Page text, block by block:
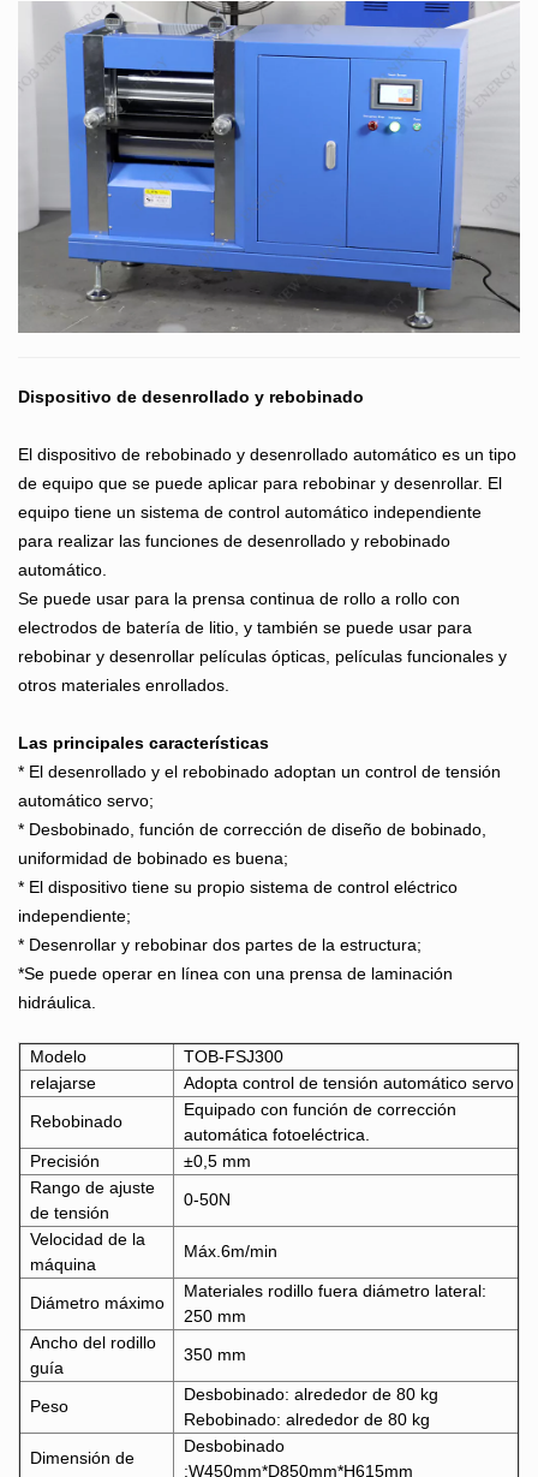
Dispositivo de desenrollado y rebobinado
El dispositivo de rebobinado y desenrollado automático es un tipo
de equipo que se puede aplicar para rebobinar y desenrollar. El
equipo tiene un sistema de control automático independiente
para realizar las funciones de desenrollado y rebobinado
automático.
Se puede usar para la prensa continua de rollo a rollo con
electrodos de batería de litio, y también se puede usar para
rebobinar y desenrollar películas ópticas, películas funcionales y
otros materiales enrollados.
Las principales características
* El desenrollado y el rebobinado adoptan un control de tensión
automático servo;
* Desbobinado, función de corrección de diseño de bobinado,
uniformidad de bobinado es buena;
* El dispositivo tiene su propio sistema de control eléctrico
independiente;
* Desenrollar y rebobinar dos partes de la estructura;
*Se puede operar en línea con una prensa de laminación
hidráulica.
Modelo
TOB-FSJ300
relajarse
Adopta control de tensión automático servo
Rebobinado
Equipado con función de corrección
automática fotoeléctrica.
Precisión
±0,5 mm
Rango de ajuste
de tensión
0-50N
Velocidad de la
máquina
Máx.6m/min
Diámetro máximo
Materiales rodillo fuera diámetro lateral:
250 mm
Ancho del rodillo
guía
350 mm
Peso
Desbobinado: alrededor de 80 kg
Rebobinado: alrededor de 80 kg
Dimensión de
Desbobinado
:W450mm*D850mm*H615mm